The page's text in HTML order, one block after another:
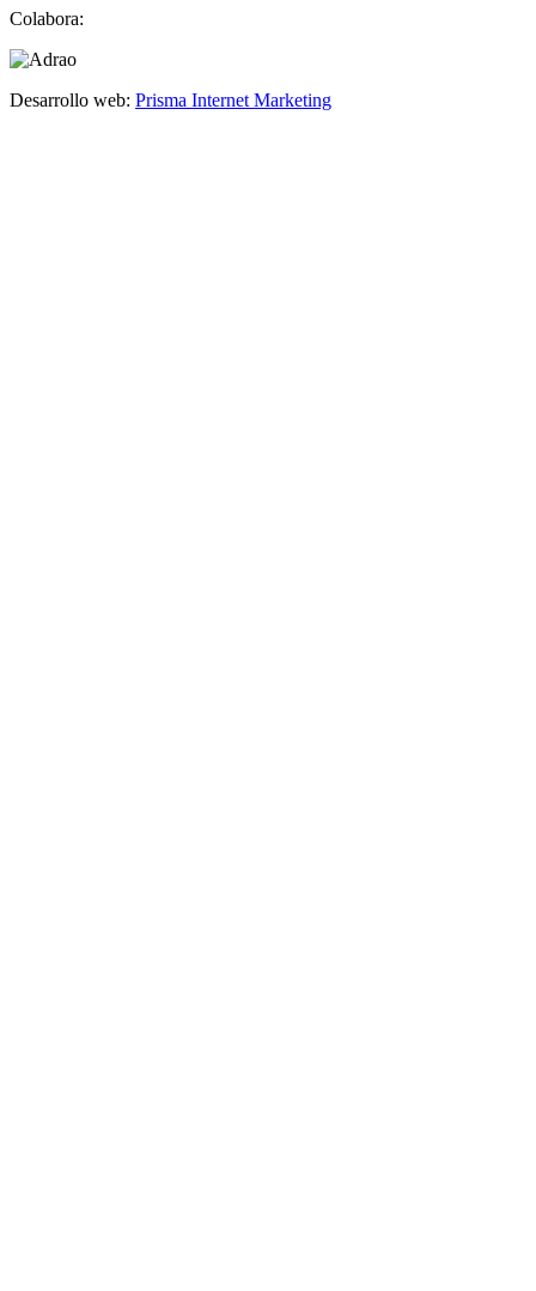
Colabora:
Desarrollo web: Prisma Internet Marketing